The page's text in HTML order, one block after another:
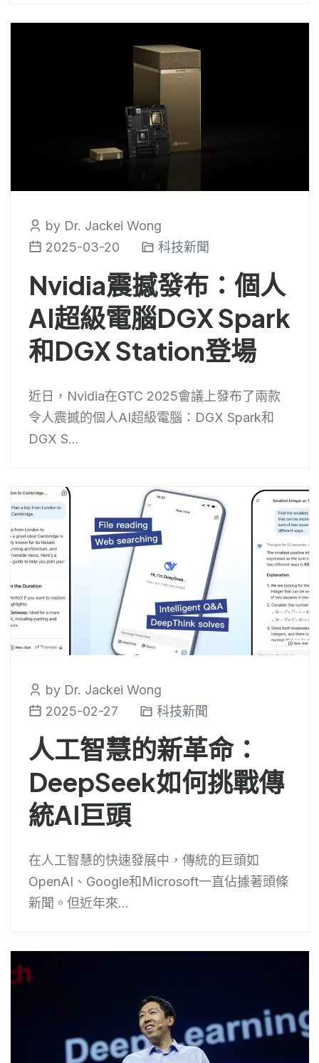
by Dr. Jackei Wong
2025-03-20
科技新聞
Nvidia震撼發布：個人
AI超級電腦DGX Spark
和DGX Station登場
近日，Nvidia在GTC 2025會議上發布了兩款
令人震撼的個人AI超級電腦：DGX Spark和
DGX S...
by Dr. Jackei Wong
2025-02-27
科技新聞
人工智慧的新革命：
DeepSeek如何挑戰傳
統AI巨頭
在人工智慧的快速發展中，傳統的巨頭如
OpenAI、Google和Microsoft一直佔據著頭條
新聞。但近年來...